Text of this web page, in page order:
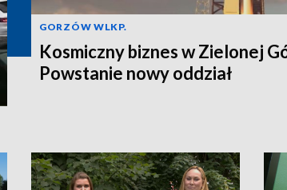
GORZÓW WLKP.
Kosmiczny biznes w Zielonej
Powstanie nowy oddział